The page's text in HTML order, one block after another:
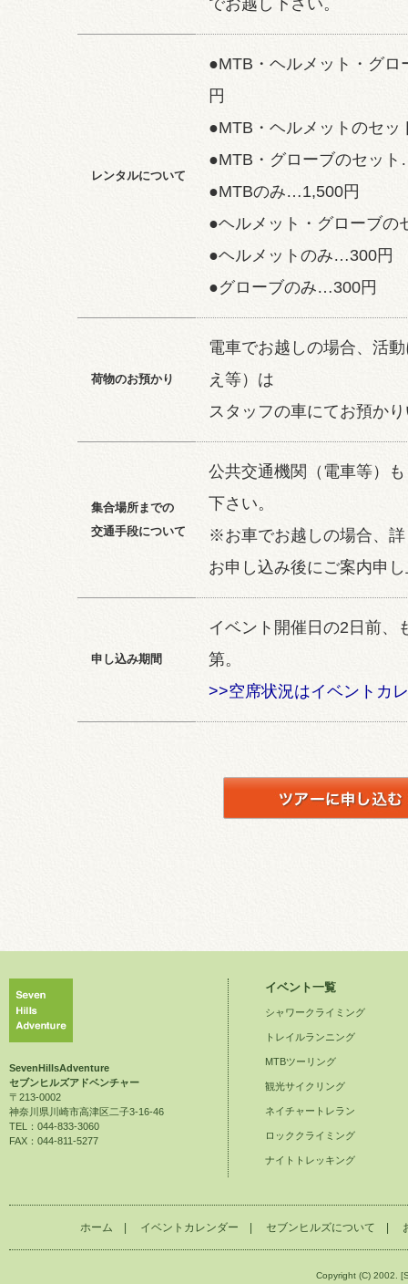
でお越し下さい。
レンタルについて
●MTB・ヘルメット・グ
円
●MTB・ヘルメットのセ
●MTB・グローブのセッ
●MTBのみ…1,500円
●ヘルメット・グローブ
●ヘルメットのみ…300円
●グローブのみ…300円
荷物のお預かり
電車でお越しの場合、活
え等）は
スタッフの車にてお預か
集合場所までの
交通手段について
公共交通機関（電車等）
下さい。
※お車でお越しの場合、
お申し込み後にご案内申
申し込み期間
イベント開催日の2日前、
第。
>>空席状況はイベントカ
SevenHillsAdventure
セブンヒルズアドベンチャー
〒213-0002
神奈川県川崎市高津区二子3-16-46
TEL：044-833-3060
FAX：044-811-5277
イベント一覧
シャワークライミング
トレイルランニング
MTBツーリング
観光サイクリング
ネイチャートレラン
ロッククライミング
ナイトトレッキング
ホーム イベントカレンダー セブンヒルズについて
Copyright (C) 2002.